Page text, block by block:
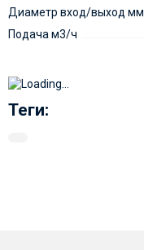
Диаметр вход/выход мм
Подача м3/ч
Теги: